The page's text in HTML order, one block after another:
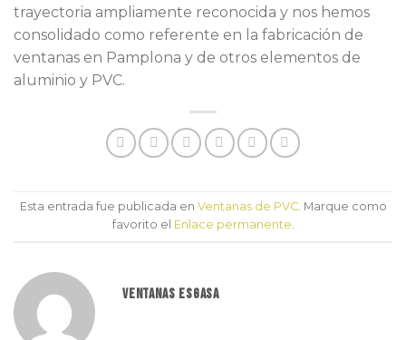
trayectoria ampliamente reconocida y nos hemos
consolidado como referente en la fabricación de
ventanas en Pamplona y de otros elementos de
aluminio y PVC.
Esta entrada fue publicada en Ventanas de PVC. Marque como
favorito el Enlace permanente.
VENTANAS ESGASA